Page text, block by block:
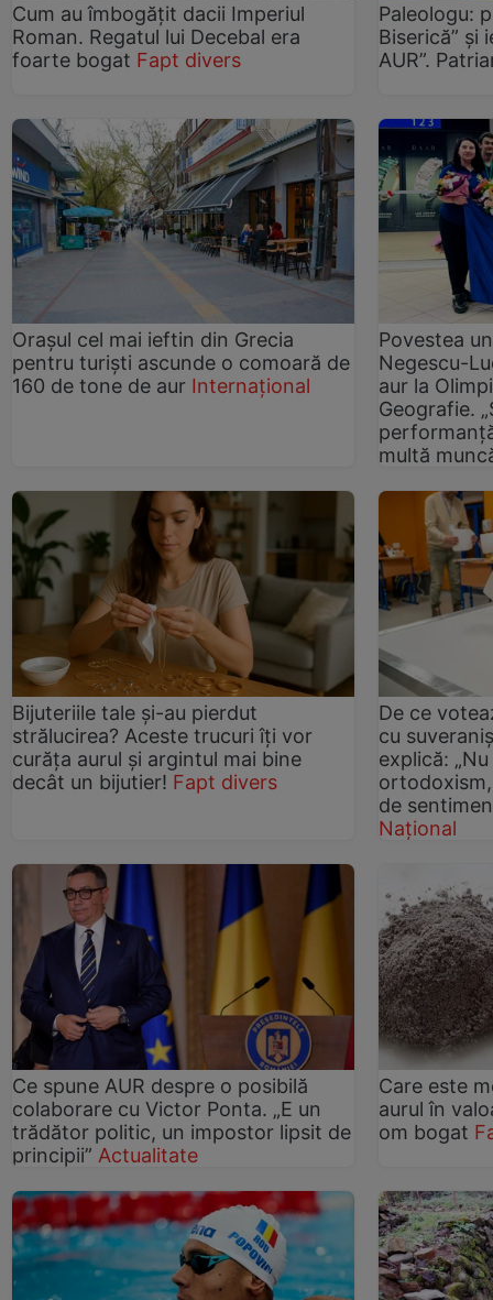
Cum au îmbogățit dacii Imperiul
Roman. Regatul lui Decebal era
foarte bogat Fapt divers
Paleologu:
Biserică” și
AUR”.
Orașul cel mai ieftin din Grecia
pentru turiști ascunde o comoară de
160 de tone de aur Internațional
Povestea
Negescu-
aur la
Geografie.
multă
Bijuteriile tale și-au pierdut
strălucirea? Aceste trucuri îți vor
curăța aurul și argintul mai bine
decât un bijutier! Fapt divers
De ce
cu
explică:
de
Național
Ce spune AUR despre o posibilă
colaborare cu Victor Ponta. „E un
trădător politic, un impostor lipsit de
principii” Actualitate
Care este
aurul în
om bogat